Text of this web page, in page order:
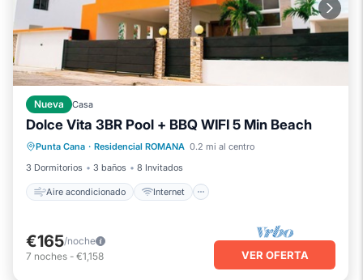
Nueva Casa
Dolce Vita 3BR Pool + BBQ WIFI 5 Min Beach
Punta Cana · Residencial ROMANA 0.2 mi al centro
3 Dormitorios
3 baños 8 Invitados
Aire acondicionado Internet
Aire acondicionado
Internet
Apto para niños
Lavandería
€165/noche
7 noches - €1,158 VER OFERTA